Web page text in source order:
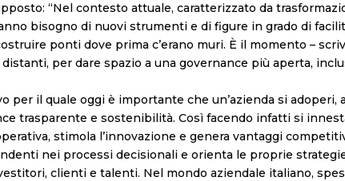
“Nel contesto attuale, caratterizzato da
bisogno di nuovi strumenti e di figure in grado di
ponti dove prima c’erano muri. È il momento –
per dare spazio a una governance più aperta,
per il quale oggi è importante che un’azienda si adoperi,
trasparente e sostenibilità. Così facendo infatti si
stimola l’innovazione e genera vantaggi
nei processi decisionali e orienta le proprie
clienti e talenti. Nel mondo aziendale italiano,